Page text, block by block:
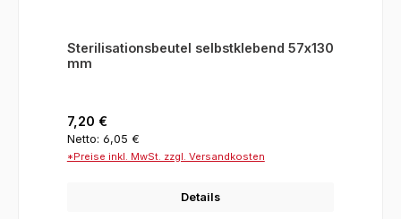
Sterilisationsbeutel selbstklebend 57x130
mm
Regulärer Preis:
7,20 €
Netto: 6,05 €
*Preise inkl. MwSt. zzgl. Versandkosten
Details